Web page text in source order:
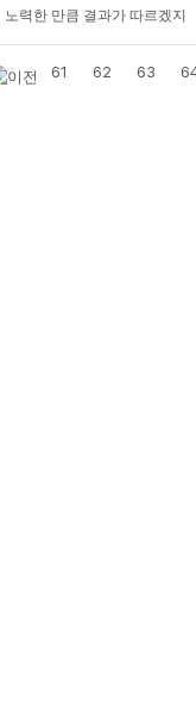
력한 만큼 결과가 따르겠지
61 62 63